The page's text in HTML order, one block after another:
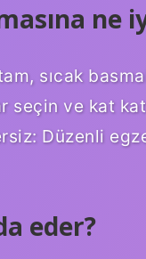
ne
sıcak
seçin ve kat
Düzenli
eder?